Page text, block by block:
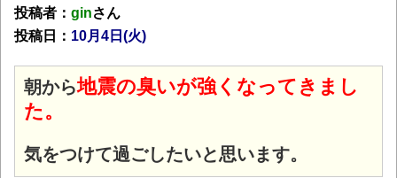
投稿者： ginさん
投稿日： 10月4日(火)
朝から地震の臭いが強くなってきまし
た。
気をつけて過ごしたいと思います。